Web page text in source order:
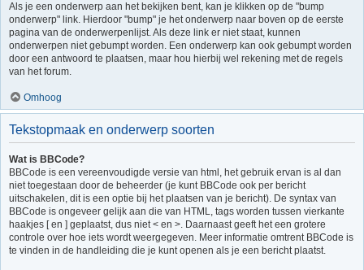
Als je een onderwerp aan het bekijken bent, kan je klikken op de "bump
onderwerp" link. Hierdoor "bump" je het onderwerp naar boven op de eerste
pagina van de onderwerpenlijst. Als deze link er niet staat, kunnen
onderwerpen niet gebumpt worden. Een onderwerp kan ook gebumpt worden
door een antwoord te plaatsen, maar hou hierbij wel rekening met de regels
van het forum.
Omhoog
Tekstopmaak en onderwerp soorten
Wat is BBCode?
BBCode is een vereenvoudigde versie van html, het gebruik ervan is al dan
niet toegestaan door de beheerder (je kunt BBCode ook per bericht
uitschakelen, dit is een optie bij het plaatsen van je bericht). De syntax van
BBCode is ongeveer gelijk aan die van HTML, tags worden tussen vierkante
haakjes [ en ] geplaatst, dus niet < en >. Daarnaast geeft het een grotere
controle over hoe iets wordt weergegeven. Meer informatie omtrent BBCode is
te vinden in de handleiding die je kunt openen als je een bericht plaatst.